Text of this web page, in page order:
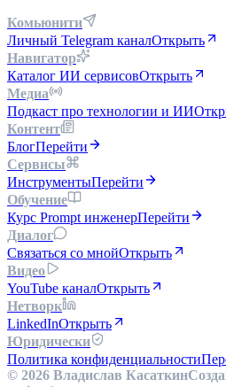
Комьюнити
Личный Telegram каналОткрыть
Навигатор
Каталог ИИ сервисовОткрыть
Медиа
Подкаст про технологии и ИИ
Контент
БлогПерейти
Сервисы
ИнструментыПерейти
Обучение
Курс Prompt инженерПерейти
Диалог
Связаться со мнойОткрыть
Видео
YouTube каналОткрыть
Нетворк
LinkedInОткрыть
Юридически
Политика конфиденциальности
© 2026 Владислав Касаткин